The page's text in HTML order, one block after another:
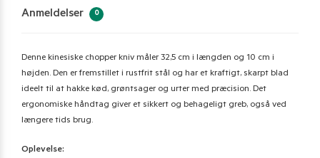
Anmeldelser 0
Denne kinesiske chopper kniv måler 32,5 cm i længden og 10 cm i
højden. Den er fremstillet i rustfrit stål og har et kraftigt, skarpt blad
ideelt til at hakke kød, grøntsager og urter med præcision. Det
ergonomiske håndtag giver et sikkert og behageligt greb, også ved
længere tids brug.
Oplevelse: